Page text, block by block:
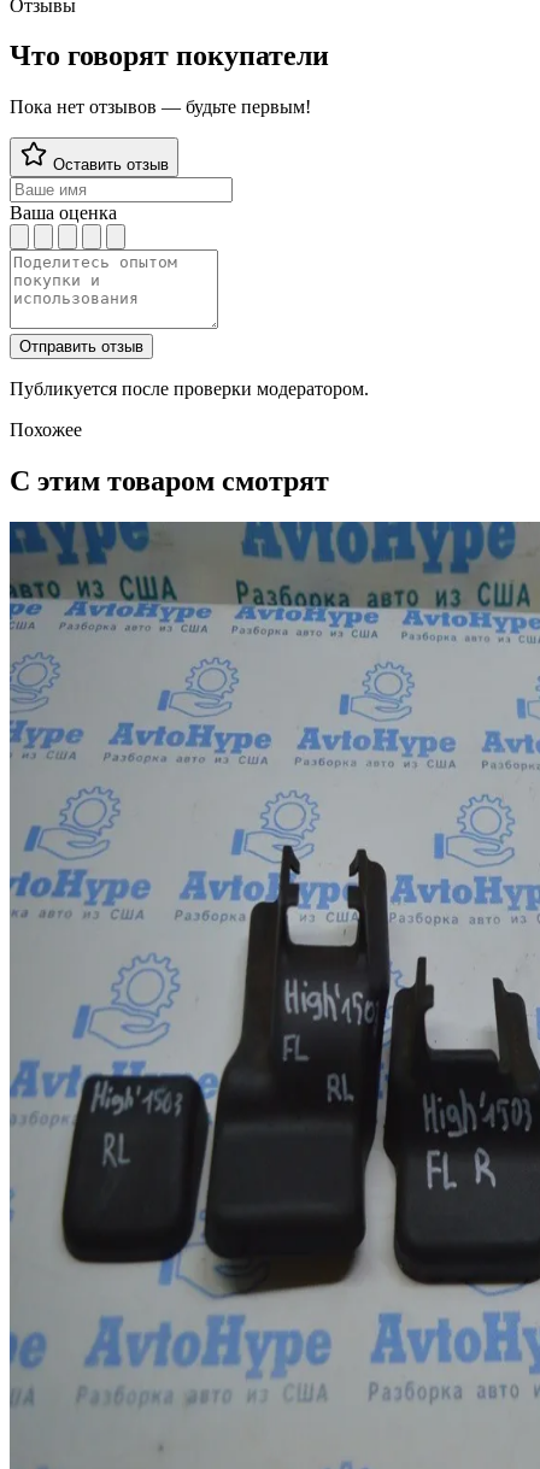
Отзывы
Что говорят покупатели
Пока нет отзывов — будьте первым!
Оставить отзыв
Ваша оценка
Отправить отзыв
Публикуется после проверки модератором.
Похожее
С этим товаром смотрят